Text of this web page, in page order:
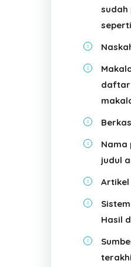
sudah
daftar
Nama
judul
Hasil